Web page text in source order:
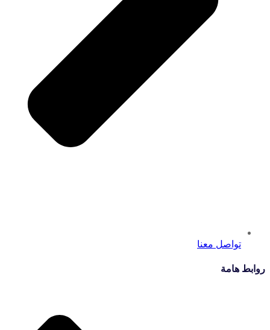
تواصل معنا
روابط هامة